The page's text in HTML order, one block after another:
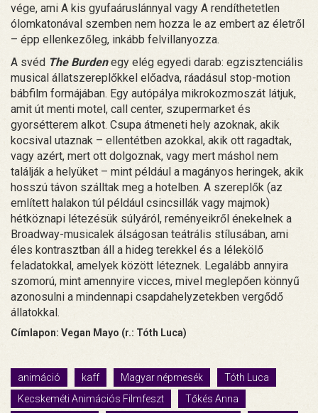
vége, ami A kis gyufaáruslánnyal vagy A rendíthetetlen
ólomkatonával szemben nem hozza le az embert az életről
– épp ellenkezőleg, inkább felvillanyozza.
A svéd The Burdenegy elég egyedi darab: egzisztenciális
musical állatszereplőkkel előadva, ráadásul stop-motion
bábfilm formájában. Egy autópálya mikrokozmoszát látjuk,
amit út menti motel, call center, szupermarket és
gyorsétterem alkot. Csupa átmeneti hely azoknak, akik
kocsival utaznak – ellentétben azokkal, akik ott ragadtak,
vagy azért, mert ott dolgoznak, vagy mert máshol nem
találják a helyüket – mint például a magányos heringek, akik
hosszú távon szálltak meg a hotelben. A szereplők (az
említett halakon túl például csincsillák vagy majmok)
hétköznapi létezésük súlyáról, reményeikről énekelnek a
Broadway-musicalek álságosan teátrális stílusában, ami
éles kontrasztban áll a hideg terekkel és a lélekölő
feladatokkal, amelyek között léteznek. Legalább annyira
szomorú, mint amennyire vicces, mivel meglepően könnyű
azonosulni a mindennapi csapdahelyzetekben vergődő
állatokkal.
Címlapon: Vegan Mayo (r.: Tóth Luca)
animáció kaff Magyar népmesék
Tóth Luca
Kecskeméti Animációs Filmfeszt
Tőkés Anna